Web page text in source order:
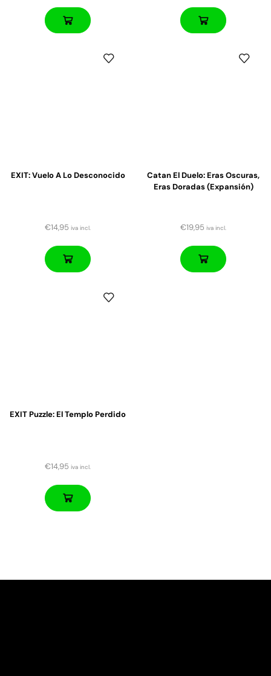
EXIT: Vuelo A Lo Desconocido
€14,95 iva incl.
Catan El Duelo: Eras Oscuras,
Eras Doradas (expansión)
€19,95 iva incl.
EXIT Puzzle: El Templo Perdido
€14,95 iva incl.